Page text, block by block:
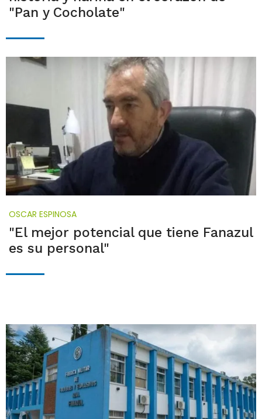
"Pan y Cocholate"
OSCAR ESPINOSA
"El mejor potencial que tiene Fanazul
es su personal"